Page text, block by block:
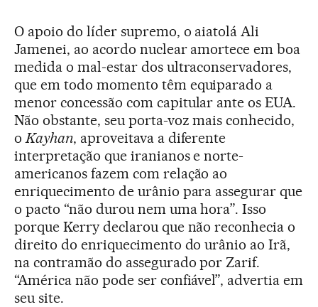
O apoio do líder supremo, o aiatolá Ali
Jamenei, ao acordo nuclear amortece em boa
medida o mal-estar dos ultraconservadores,
que em todo momento têm equiparado a
menor concessão com capitular ante os EUA.
Não obstante, seu porta-voz mais conhecido,
oKayhan, aproveitava a diferente
interpretação que iranianos e norte-
americanos fazem com relação ao
enriquecimento de urânio para assegurar que
o pacto “não durou nem uma hora”. Isso
porque Kerry declarou que não reconhecia o
direito do enriquecimento do urânio ao Irã,
na contramão do assegurado por Zarif.
“América não pode ser confiável”, advertia em
seu site.